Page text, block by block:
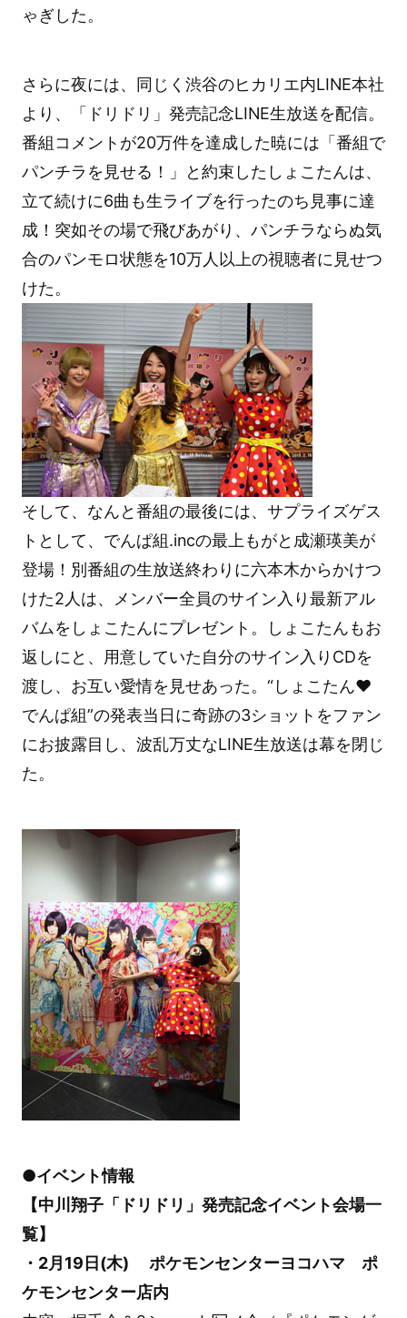
ゃぎした。
さらに夜には、同じく渋谷のヒカリエ内LINE本社
より、「ドリドリ」発売記念LINE生放送を配信。
番組コメントが20万件を達成した暁には「番組で
パンチラを見せる！」と約束したしょこたんは、
立て続けに6曲も生ライブを行ったのち見事に達
成！突如その場で飛びあがり、パンチラならぬ気
合のパンモロ状態を10万人以上の視聴者に見せつ
けた。
そして、なんと番組の最後には、サプライズゲス
トとして、でんぱ組.incの最上もがと成瀬瑛美が
登場！別番組の生放送終わりに六本木からかけつ
けた2人は、メンバー全員のサイン入り最新アル
バムをしょこたんにプレゼント。しょこたんもお
返しにと、用意していた自分のサイン入りCDを
渡し、お互い愛情を見せあった。“しょこたん❤
でんぱ組”の発表当日に奇跡の3ショットをファン
にお披露目し、波乱万丈なLINE生放送は幕を閉じ
た。
●イベント情報
【中川翔子「ドリドリ」発売記念イベント会場一
覧】
・2月19日(木) ポケモンセンターヨコハマ ポ
ケモンセンター店内